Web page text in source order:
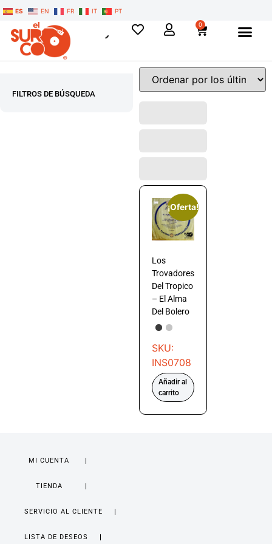
ES EN FR IT PT
0
FILTROS DE BÚSQUEDA
¡Oferta!
Los
Trovadores
Del Tropico
– El Alma
Del Bolero
SKU:
INS0708
Añadir al
carrito
MI CUENTA
TIENDA
SERVICIO AL CLIENTE
LISTA DE DESEOS